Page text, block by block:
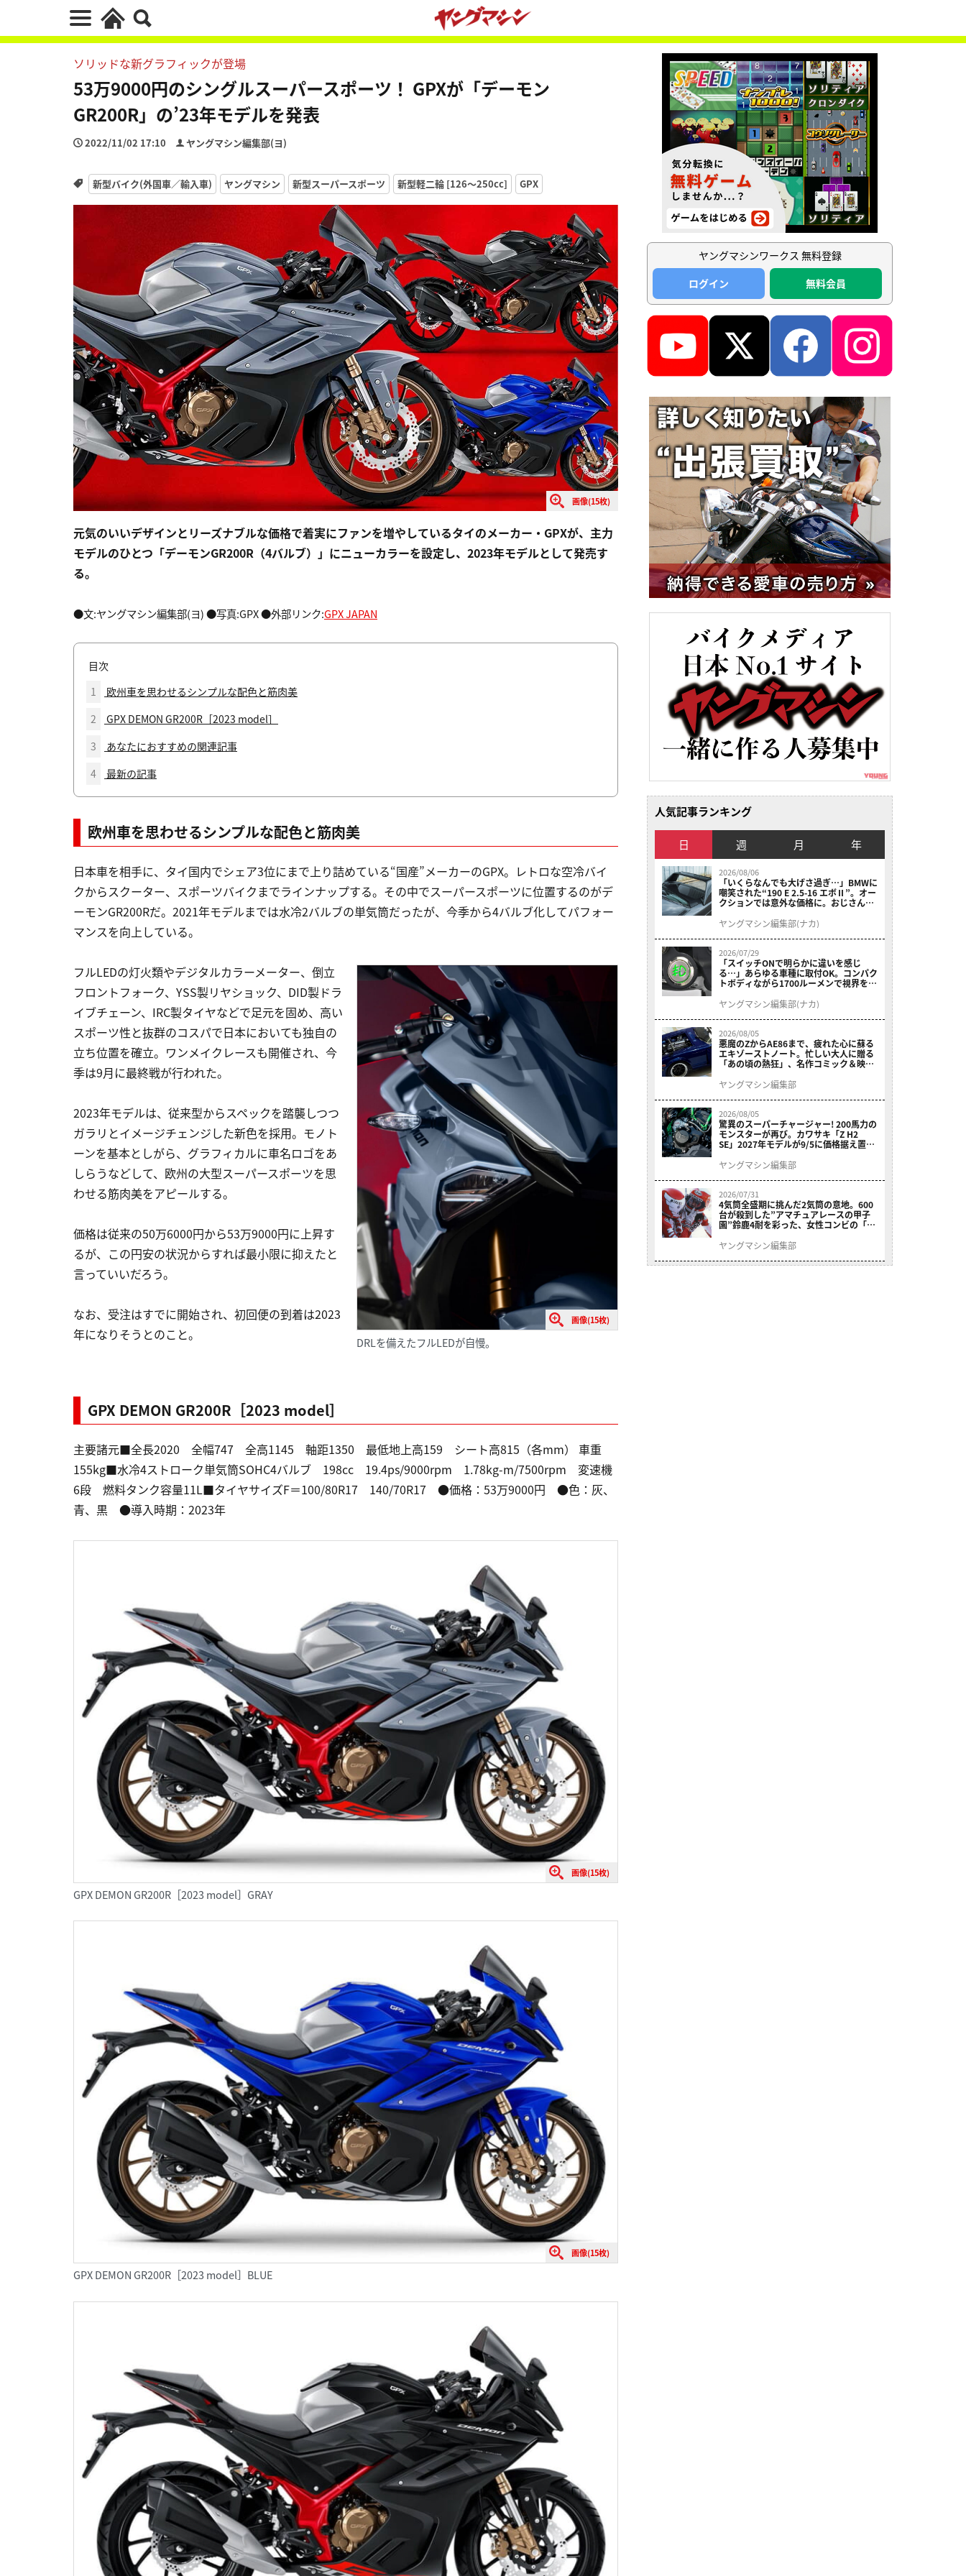
ソリッドな新グラフィックが登場
53万9000円のシングルスーパースポーツ！ GPXが「デーモン
GR200R」の’23年モデルを発表
2022/11/02 17:10 ヤングマシン編集部(ヨ)
新型バイク(外国車／輸入車) ヤングマシン 新型スーパースポーツ 新型軽二輪 [126〜250cc] GPX
画像(15枚)
元気のいいデザインとリーズナブルな価格で着実にファンを増やしているタイのメーカー・GPXが、主力
モデルのひとつ「デーモンGR200R（4バルブ）」にニューカラーを設定し、2023年モデルとして発売す
る。
●文:ヤングマシン編集部(ヨ) ●写真:GPX ●外部リンク:GPX JAPAN
目次
1
欧州車を思わせるシンプルな配色と筋肉美
2
GPX DEMON GR200R［2023 model］
3
あなたにおすすめの関連記事
4
最新の記事
欧州車を思わせるシンプルな配色と筋肉美
日本車を相手に、タイ国内でシェア3位にまで上り詰めている“国産”メーカーのGPX。レトロな空冷バイ
クからスクーター、スポーツバイクまでラインナップする。その中でスーパースポーツに位置するのがデ
ーモンGR200Rだ。2021年モデルまでは水冷2バルブの単気筒だったが、今季から4バルブ化してパフォー
マンスを向上している。
画像(15枚)
DRLを備えたフルLEDが自慢。
フルLEDの灯火類やデジタルカラーメーター、倒立
フロントフォーク、YSS製リヤショック、DID製ドラ
イブチェーン、IRC製タイヤなどで足元を固め、高い
スポーツ性と抜群のコスパで日本においても独自の
立ち位置を確立。ワンメイクレースも開催され、今
季は9月に最終戦が行われた。
2023年モデルは、従来型からスペックを踏襲しつつ
ガラリとイメージチェンジした新色を採用。モノト
ーンを基本としがら、グラフィカルに車名ロゴをあ
しらうなどして、欧州の大型スーパースポーツを思
わせる筋肉美をアピールする。
価格は従来の50万6000円から53万9000円に上昇す
るが、この円安の状況からすれば最小限に抑えたと
言っていいだろう。
なお、受注はすでに開始され、初回便の到着は2023
年になりそうとのこと。
GPX DEMON GR200R［2023 model］
主要諸元■全長2020 全幅747 全高1145 軸距1350 最低地上高159 シート高815（各mm） 車重
155kg■水冷4ストローク単気筒SOHC4バルブ 198cc 19.4ps/9000rpm 1.78kg-m/7500rpm 変速機
6段 燃料タンク容量11L■タイヤサイズF＝100/80R17 140/70R17 ●価格：53万9000円 ●色：灰、
青、黒 ●導入時期：2023年
画像(15枚)
GPX DEMON GR200R［2023 model］GRAY
画像(15枚)
GPX DEMON GR200R［2023 model］BLUE
ヤングマシンワークス 無料登録
ログイン
無料会員
人気記事ランキング
日 週 月 年
2026/08/06
「いくらなんでも大げさ過ぎ…」BMWに
嘲笑された“190 E 2.5-16 エボⅡ”。オー
クションでは意外な価格に。おじさん達
ヤングマシン編集部(ナカ)
2026/07/29
「スイッチONで明らかに違いを感じ
る…」あらゆる車種に取付OK。コンパク
トボディながら1700ルーメンで視界を確
ニット プレシャスレイ スモール］
ヤングマシン編集部(ナカ)
2026/08/05
悪魔のZからAE86まで、疲れた心に蘇る
エキゾーストノート。忙しい大人に贈る
「あの頃の熱狂」、名作コミック＆映画
結！
ヤングマシン編集部
2026/08/05
驚異のスーパーチャージャー! 200馬力の
モンスターが再び。カワサキ「Z H2
SE」2027年モデルが9/5に価格据え置き
ヤングマシン編集部
2026/07/31
4気筒全盛期に挑んだ2気筒の意地。600
台が殺到した”アマチュアレースの甲子
園”鈴鹿4耐を彩った、女性コンビの「ス
ヤングマシン編集部